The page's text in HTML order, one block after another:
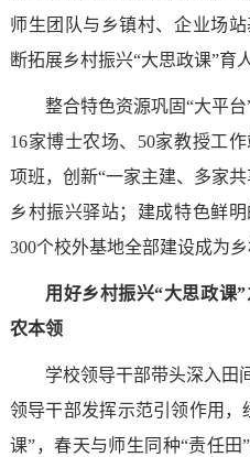
师生团队与乡镇村、企业场
断拓展乡村振兴“大思政课”育
整合特色资源巩固“大平台
16家博士农场、50家教授工
项班，创新“一家主建、多家
乡村振兴驿站；建成特色鲜
300个校外基地全部建设成为乡
用好乡村振兴“大思政课
农本领
学校领导干部带头深入田
领导干部发挥示范引领作用
课”，春天与师生同种“责任田